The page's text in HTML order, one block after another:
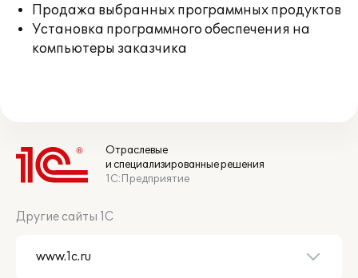
Продажа выбранных программных продуктов
Установка программного обеспечения на
компьютеры заказчика
Отраслевые
и специализированные решения
1С:Предприятие
Другие сайты 1С